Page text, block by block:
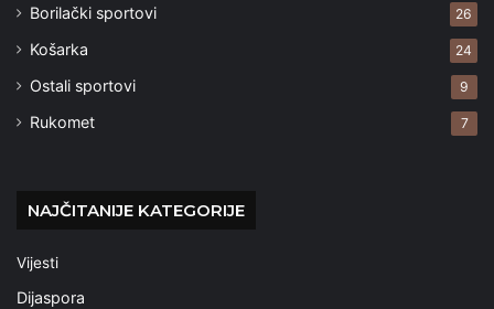
Borilački sportovi 26
Košarka 24
Ostali sportovi 9
Rukomet 7
NAJČITANIJE KATEGORIJE
Vijesti
Dijaspora